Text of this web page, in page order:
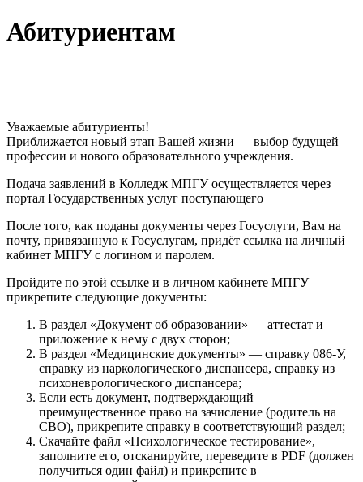
Абитуриентам
Уважаемые абитуриенты!
Приближается новый этап Вашей жизни — выбор будущей
профессии и нового образовательного учреждения.
Подача заявлений в Колледж МПГУ осуществляется через
портал Государственных услуг поступающего
После того, как поданы документы через Госуслуги, Вам на
почту, привязанную к Госуслугам, придёт ссылка на личный
кабинет МПГУ с логином и паролем.
Пройдите по этой ссылке и в личном кабинете МПГУ
прикрепите следующие документы:
В раздел «Документ об образовании» — аттестат и
приложение к нему с двух сторон;
В раздел «Медицинские документы» — справку 086-У,
справку из наркологического диспансера, справку из
психоневрологического диспансера;
Если есть документ, подтверждающий
преимущественное право на зачисление (родитель на
СВО), прикрепите справку в соответствующий раздел;
Скачайте файл «Психологическое тестирование»,
заполните его, отсканируйте, переведите в PDF (должен
получиться один файл) и прикрепите в